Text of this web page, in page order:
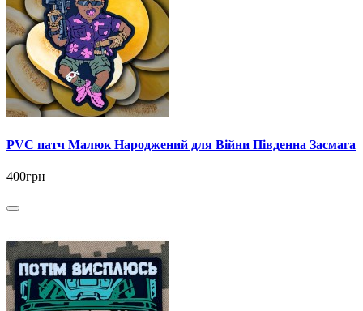
PVC патч Малюк Народжений для Війни Південна Засмага
400грн